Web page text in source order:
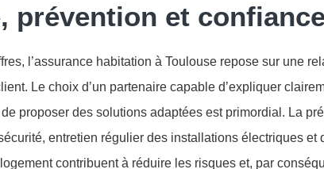
prévention et
l’assurance habitation à Toulouse repose sur une
Le choix d’un partenaire capable d’expliquer
proposer des solutions adaptées est primordial. La
entretien régulier des installations électriques et
contribuent à réduire les risques et, par